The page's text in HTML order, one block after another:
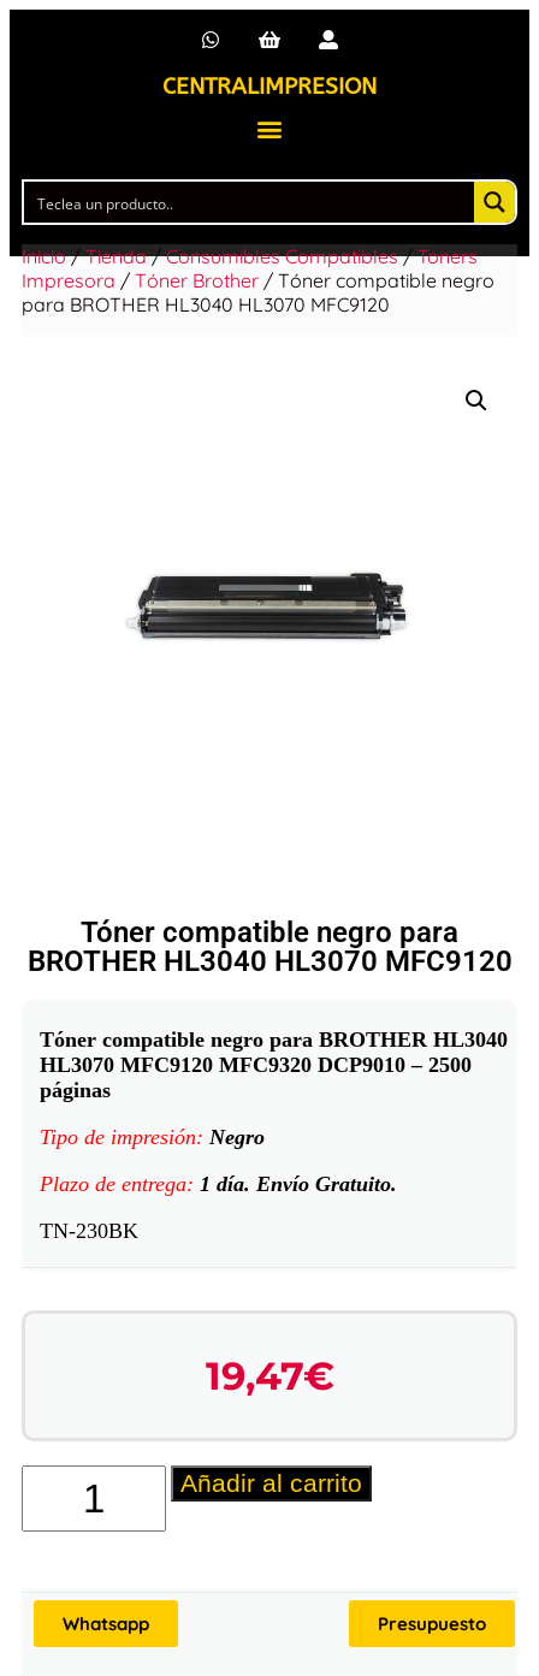
CENTRALIMPRESION
Inicio/Tienda/Consumibles Compatibles/Toners
Impresora / Tóner Brother / Tóner compatible negro
para BROTHER HL3040 HL3070 MFC9120
Tóner compatible negro para
BROTHER HL3040 HL3070 MFC9120
Tóner compatible negro para BROTHER HL3040
HL3070 MFC9120 MFC9320 DCP9010 – 2500
páginas
Tipo de impresión: Negro
Plazo de entrega: 1 día. Envío Gratuito.
TN-230BK
19,47€
Añadir al carrito
Whatsapp Presupuesto